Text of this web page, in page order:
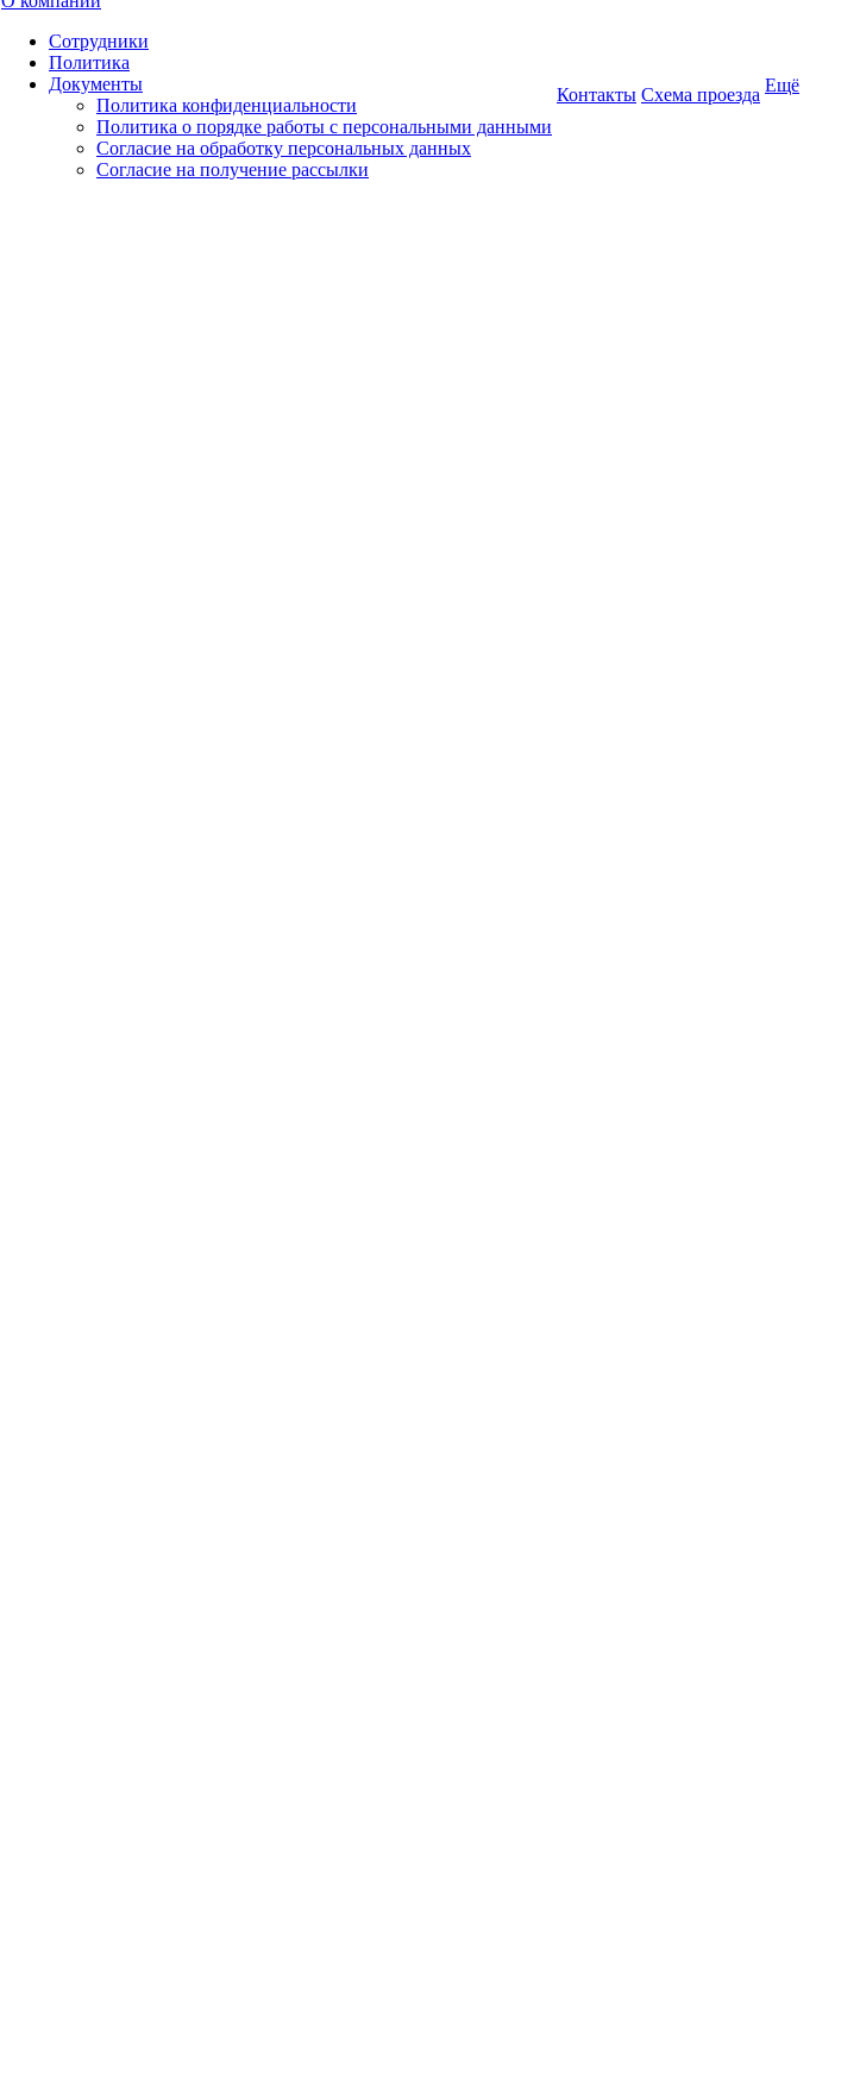
Сотрудники
Политика
Документы
Политика конфиденциальности
Политика о порядке работы с персональными данными
Согласие на обработку персональных данных
Согласие на получение рассылки
Контакты Схема проезда Ещё